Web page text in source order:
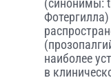
(синонимы:
наиболее
в